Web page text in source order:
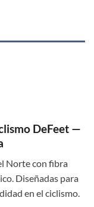
DeFeet —
Norte con fibra
Diseñadas para
en el ciclismo.